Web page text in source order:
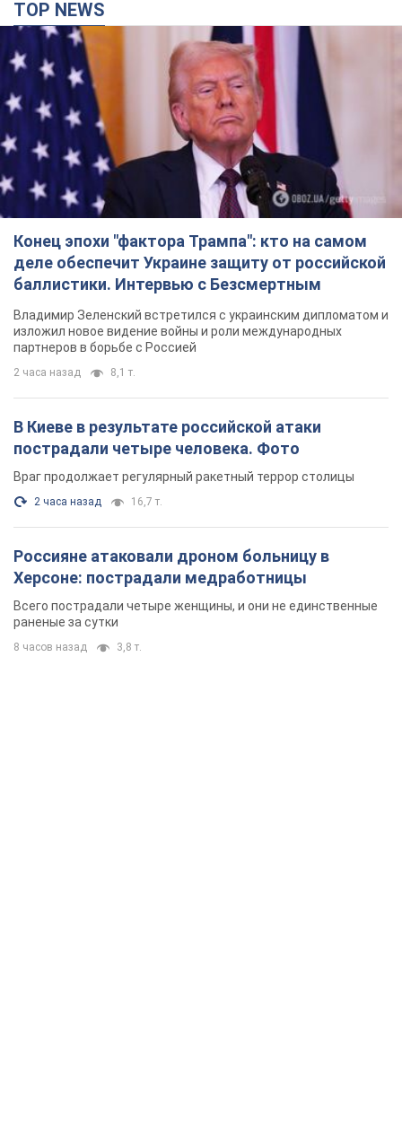
TOP NEWS
Конец эпохи "фактора Трампа": кто на самом
деле обеспечит Украине защиту от российской
баллистики. Интервью с Безсмертным
Владимир Зеленский встретился с украинским дипломатом и
изложил новое видение войны и роли международных
партнеров в борьбе с Россией
2 часа назад 8,1 т.
В Киеве в результате российской атаки
пострадали четыре человека. Фото
Враг продолжает регулярный ракетный террор столицы
2 часа назад 16,7 т.
Россияне атаковали дроном больницу в
Херсоне: пострадали медработницы
Всего пострадали четыре женщины, и они не единственные
раненые за сутки
8 часов назад 3,8 т.